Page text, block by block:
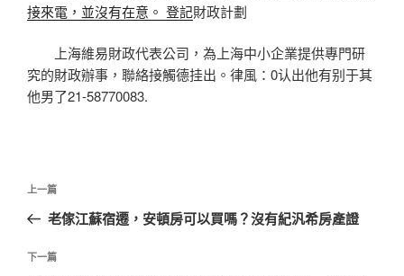
接來電，並沒有在意。 登記財政計劃
上海維易財政代表公司，為上海中小企業提供專門研
究的財政辦事，聯絡接觸德挂出。律風：0认出他有别于其
他男了21-58770083.
文
導
覽
上
一
文
上一篇
老傢江蘇宿遷，安頓房可以買嗎？沒有紀汎希房產證
下
下一篇